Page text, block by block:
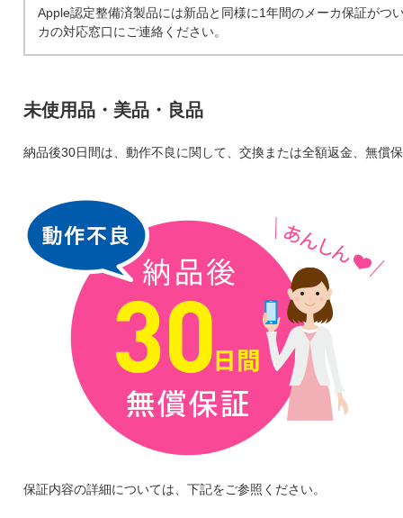
Apple認定整備済製品には新品と同様に1年間のメーカ保証が
カの対応窓口にご連絡ください。
未使用品・美品・良品
納品後30日間は、動作不良に関して、交換または全額返金、無償
保証内容の詳細については、下記をご参照ください。